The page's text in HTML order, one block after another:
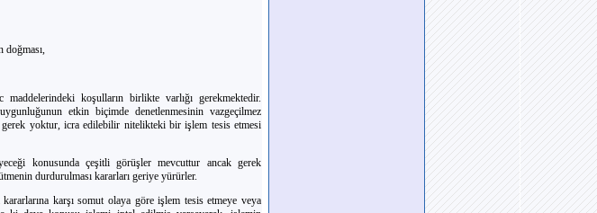
doğması,
koşulların birlikte varlığı gerekmektedir.
etkin biçimde denetlenmesinin vazgeçilmez
yoktur, icra edilebilir nitelikteki bir işlem tesis etmesi
konusunda çeşitli görüşler mevcuttur ancak gerek
durdurulması kararları geriye yürürler.
karşı somut olaya göre işlem tesis etmeye veya